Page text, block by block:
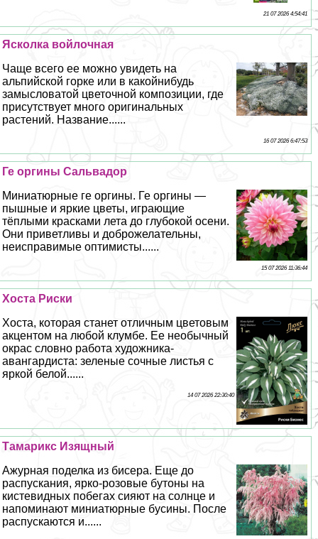
21 07 2026 4:54:41
Ясколка войлочная
Чаще всего ее можно увидеть на
альпийской горке или в какойнибудь
замысловатой цветочной композиции, где
присутствует много оригинальных
растений. Название......
16 07 2026 6:47:53
Ге opгины Сальвадор
Миниатюрные ге opгины. Ге opгины —
пышные и яркие цветы, играющие
тёплыми красками лета до глубокой осени.
Они приветливы и доброжелательны,
неисправимые оптимисты......
15 07 2026 11:36:44
Хоста Риски
Хоста, которая станет отличным цветовым
акцентом на любой клумбе. Ее необычный
окрас словно работа художника-
авангардиста: зеленые сочные листья с
яркой белой......
14 07 2026 22:30:40
Тамарикс Изящный
Ажурная поделка из бисера. Еще до
распускания, ярко-розовые бутоны на
кистевидных побегах сияют на солнце и
напоминают миниатюрные бусины. После
распускаются и......